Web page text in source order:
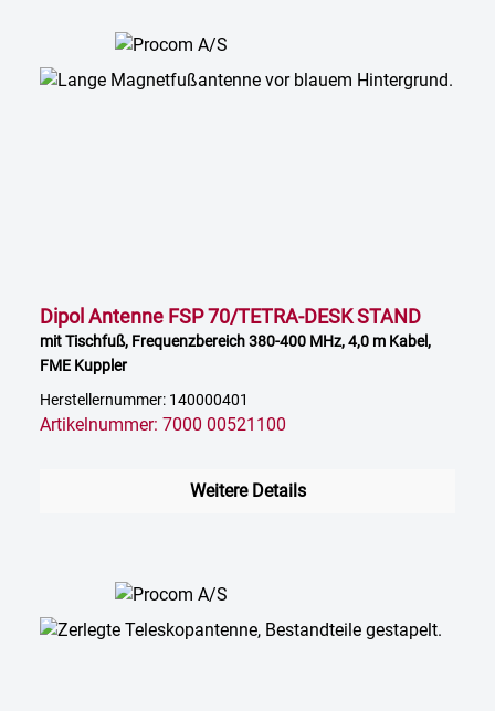
Dipol Antenne FSP 70/TETRA-DESK STAND
mit Tischfuß, Frequenzbereich 380-400 MHz, 4,0 m Kabel,
FME Kuppler
Herstellernummer: 140000401
Artikelnummer: 7000 00521100
Weitere Details